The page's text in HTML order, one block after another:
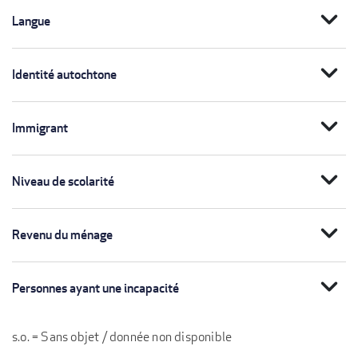
Langue expand_more
Identité autochtone expand_more
Immigrant expand_more
Niveau de scolarité expand_more
Revenu du ménage expand_more
Personnes ayant une incapacité expand_more
s.o. = Sans objet / donnée non disponible